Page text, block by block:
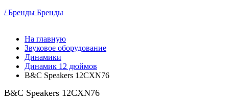
/ Бренды Бренды
На главную
Звуковое оборудование
Динамики
Динамик 12 дюймов
B&C Speakers 12CXN76
B&C Speakers 12CXN76